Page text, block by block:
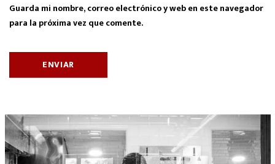
Guarda mi nombre, correo electrónico y web en este navegador
para la próxima vez que comente.